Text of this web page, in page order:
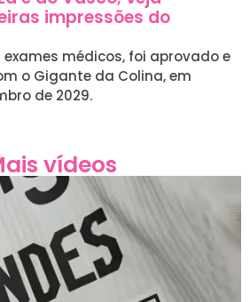
impressões do
médicos, foi aprovado e
o Gigante da Colina, em
de 2029.
vídeos